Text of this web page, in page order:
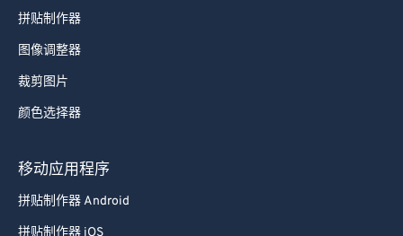
拼贴制作器
图像调整器
裁剪图片
颜色选择器
移动应用程序
拼贴制作器 Android
拼贴制作器 iOS